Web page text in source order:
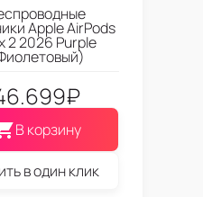
Apple AirPods
2 2026 Purple
₽
В корзину
в один клик